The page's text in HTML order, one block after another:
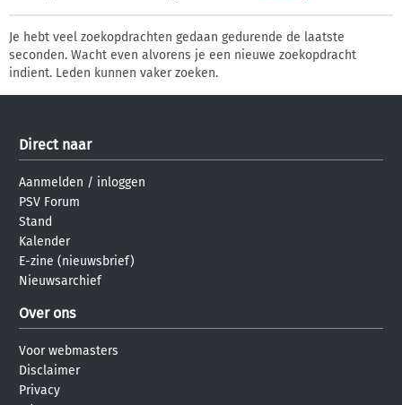
Je hebt veel zoekopdrachten gedaan gedurende de laatste
seconden. Wacht even alvorens je een nieuwe zoekopdracht
indient. Leden kunnen vaker zoeken.
Direct naar
Aanmelden / inloggen
PSV Forum
Stand
Kalender
E-zine (nieuwsbrief)
Nieuwsarchief
Over ons
Voor webmasters
Disclaimer
Privacy